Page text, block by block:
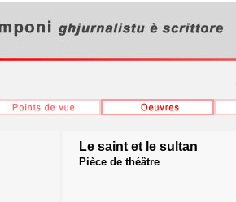
Le saint et le sultan
Pièce de théâtre